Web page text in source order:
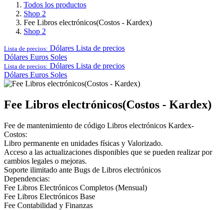
Todos los productos
Shop 2
Fee Libros electrónicos(Costos - Kardex)
Shop 2
Lista de precios: Dólares Lista de precios
Dólares Euros Soles
Lista de precios: Dólares Lista de precios
Dólares Euros Soles
Fee Libros electrónicos(Costos - Kardex)
Fee de mantenimiento de código Libros electrónicos Kardex-
Costos:
Libro permanente en unidades físicas y Valorizado.
Acceso a las actualizaciones disponibles que se pueden realizar por
cambios legales o mejoras.
Soporte ilimitado ante Bugs de Libros electrónicos
Dependencias:
Fee Libros Electrónicos Completos (Mensual)
Fee Libros Electrónicos Base
Fee Contabilidad y Finanzas